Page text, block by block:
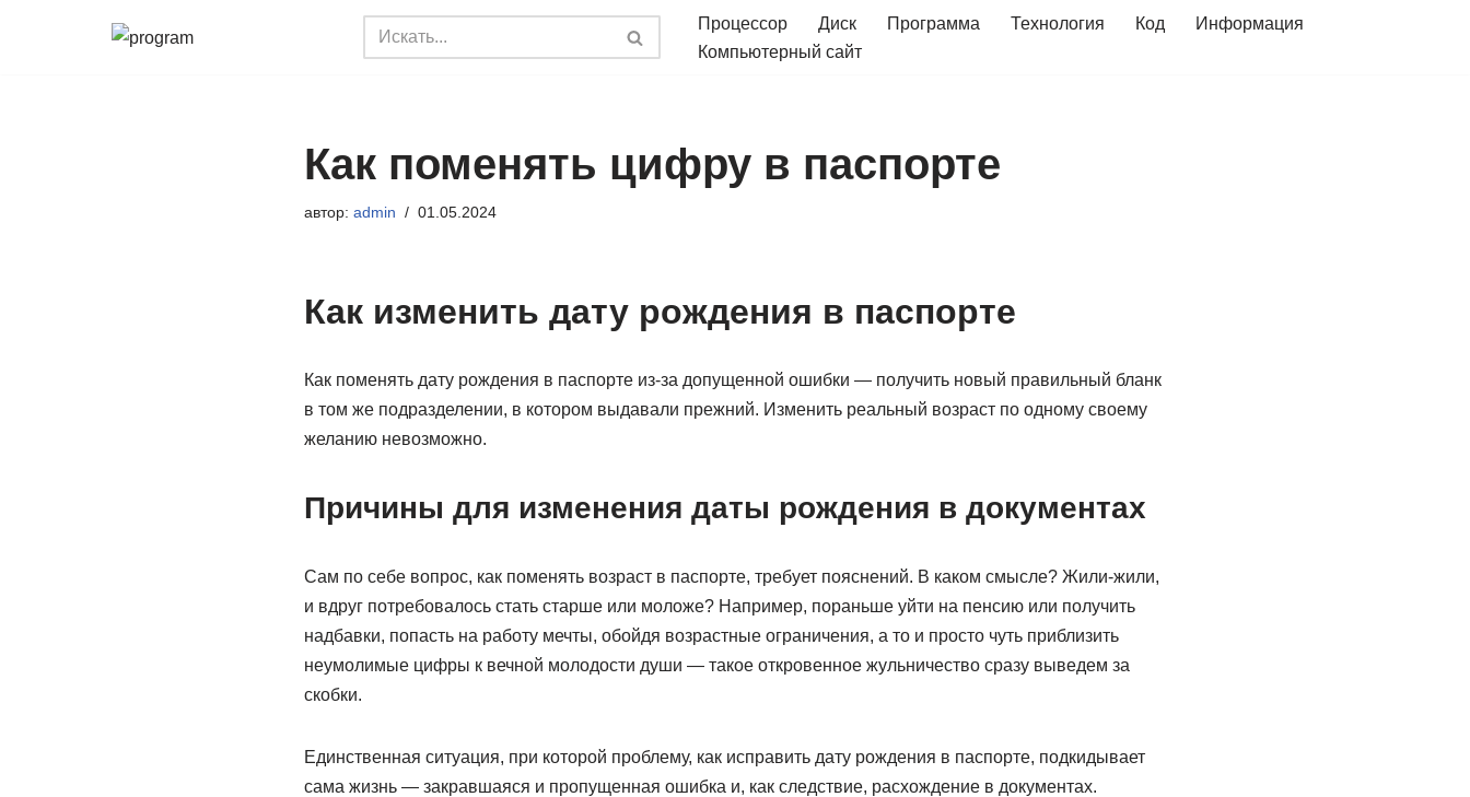
Процессор Диск Программа Технология Код
Информация
Компьютерный сайт
Как поменять цифру в паспорте
автор: admin 01.05.2024
Как изменить дату рождения в паспорте
Как поменять дату рождения в паспорте из-за допущенной ошибки — получить новый правильный бланк
в том же подразделении, в котором выдавали прежний. Изменить реальный возраст по одному своему
желанию невозможно.
Причины для изменения даты рождения в документах
Сам по себе вопрос, как поменять возраст в паспорте, требует пояснений. В каком смысле? Жили-жили,
и вдруг потребовалось стать старше или моложе? Например, пораньше уйти на пенсию или получить
надбавки, попасть на работу мечты, обойдя возрастные ограничения, а то и просто чуть приблизить
неумолимые цифры к вечной молодости души — такое откровенное жульничество сразу выведем за
скобки.
Единственная ситуация, при которой проблему, как исправить дату рождения в паспорте, подкидывает
сама жизнь — закравшаяся и пропущенная ошибка и, как следствие, расхождение в документах.